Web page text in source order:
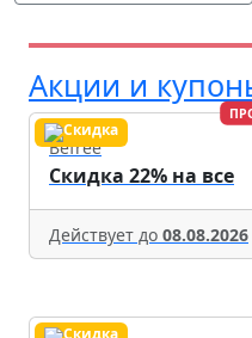
Акции и
Befree
Скидка 22% на все
Действует до 08.08.2026